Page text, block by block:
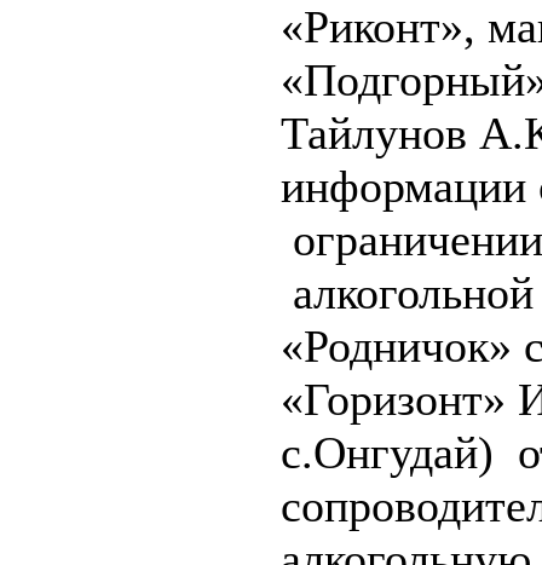
«Риконт»,
Тайлунов
информации
«Родничок»
с.Онгудай)